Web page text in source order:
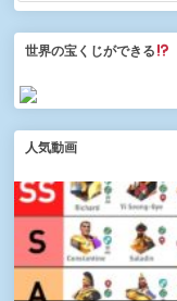
世界の宝くじができる
人気動画